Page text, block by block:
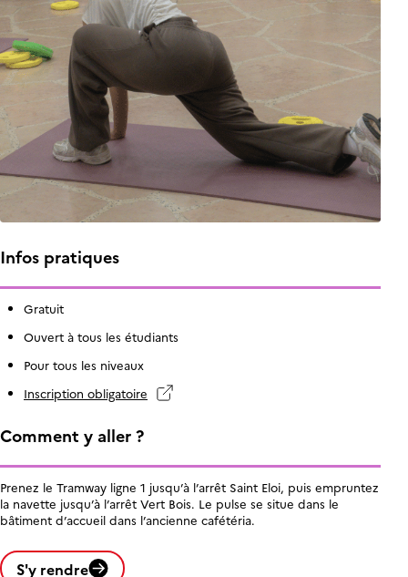
Infos pratiques
Gratuit
Ouvert à tous les étudiants
Pour tous les niveaux
Inscription obligatoire
Comment y aller ?
Prenez le Tramway ligne 1 jusqu’à l’arrêt Saint Eloi, puis empruntez
la navette jusqu’à l’arrêt Vert Bois. Le pulse se situe dans le
bâtiment d’accueil dans l’ancienne cafétéria.
S'y rendre